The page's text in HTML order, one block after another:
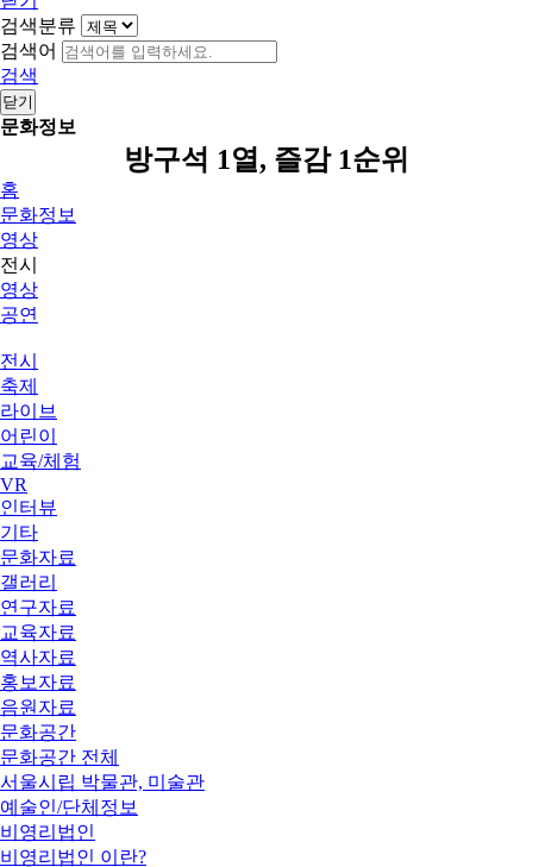
검색분류
검색어
검색
닫기
문화정보
방구석 1열, 즐감 1순위
홈
문화정보
영상
전시
영상
공연
전시
축제
라이브
어린이
교육/체험
VR
인터뷰
기타
문화자료
갤러리
연구자료
교육자료
역사자료
홍보자료
음원자료
문화공간
문화공간 전체
서울시립 박물관, 미술관
예술인/단체정보
비영리법인
비영리법인 이란?